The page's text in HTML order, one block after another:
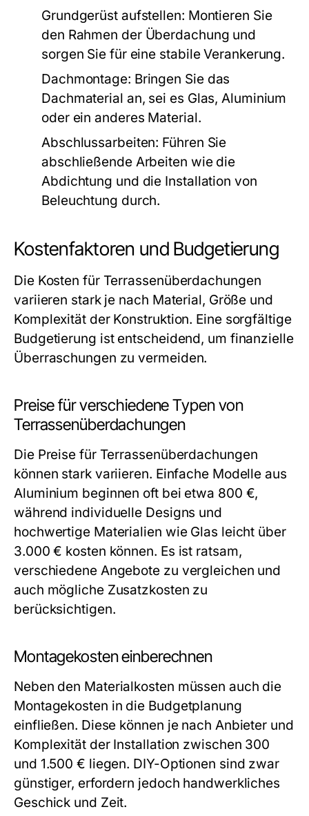
Grundgerüst aufstellen: Montieren Sie
den Rahmen der Überdachung und
sorgen Sie für eine stabile Verankerung.
Dachmontage: Bringen Sie das
Dachmaterial an, sei es Glas, Aluminium
oder ein anderes Material.
Abschlussarbeiten: Führen Sie
abschließende Arbeiten wie die
Abdichtung und die Installation von
Beleuchtung durch.
Kostenfaktoren und Budgetierung
Die Kosten für Terrassenüberdachungen
variieren stark je nach Material, Größe und
Komplexität der Konstruktion. Eine sorgfältige
Budgetierung ist entscheidend, um finanzielle
Überraschungen zu vermeiden.
Preise für verschiedene Typen von
Terrassenüberdachungen
Die Preise für Terrassenüberdachungen
können stark variieren. Einfache Modelle aus
Aluminium beginnen oft bei etwa 800 €,
während individuelle Designs und
hochwertige Materialien wie Glas leicht über
3.000 € kosten können. Es ist ratsam,
verschiedene Angebote zu vergleichen und
auch mögliche Zusatzkosten zu
berücksichtigen.
Montagekosten einberechnen
Neben den Materialkosten müssen auch die
Montagekosten in die Budgetplanung
einfließen. Diese können je nach Anbieter und
Komplexität der Installation zwischen 300
und 1.500 € liegen. DIY-Optionen sind zwar
günstiger, erfordern jedoch handwerkliches
Geschick und Zeit.